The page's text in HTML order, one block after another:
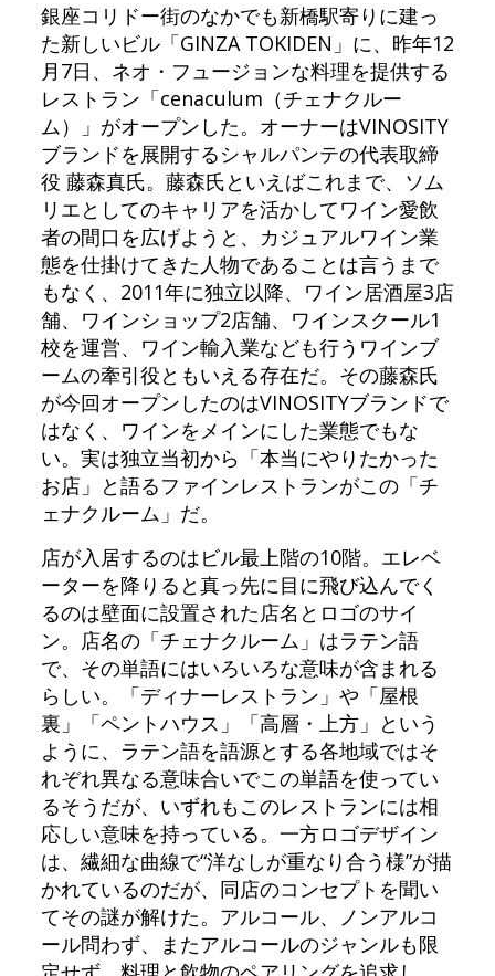
銀座コリドー街のなかでも新橋駅寄りに建っ
た新しいビル「GINZA TOKIDEN」に、昨年12
月7日、ネオ・フュージョンな料理を提供する
レストラン「cenaculum（チェナクルー
ム）」がオープンした。オーナーはVINOSITY
ブランドを展開するシャルパンテの代表取締
役 藤森真氏。藤森氏といえばこれまで、ソム
リエとしてのキャリアを活かしてワイン愛飲
者の間口を広げようと、カジュアルワイン業
態を仕掛けてきた人物であることは言うまで
もなく、2011年に独立以降、ワイン居酒屋3店
舗、ワインショップ2店舗、ワインスクール1
校を運営、ワイン輸入業なども行うワインブ
ームの牽引役ともいえる存在だ。その藤森氏
が今回オープンしたのはVINOSITYブランドで
はなく、ワインをメインにした業態でもな
い。実は独立当初から「本当にやりたかった
お店」と語るファインレストランがこの「チ
ェナクルーム」だ。
店が入居するのはビル最上階の10階。エレベ
ーターを降りると真っ先に目に飛び込んでく
るのは壁面に設置された店名とロゴのサイ
ン。店名の「チェナクルーム」はラテン語
で、その単語にはいろいろな意味が含まれる
らしい。「ディナーレストラン」や「屋根
裏」「ペントハウス」「高層・上方」という
ように、ラテン語を語源とする各地域ではそ
れぞれ異なる意味合いでこの単語を使ってい
るそうだが、いずれもこのレストランには相
応しい意味を持っている。一方ロゴデザイン
は、繊細な曲線で“洋なしが重なり合う様”が描
かれているのだが、同店のコンセプトを聞い
てその謎が解けた。アルコール、ノンアルコ
ール問わず、またアルコールのジャンルも限